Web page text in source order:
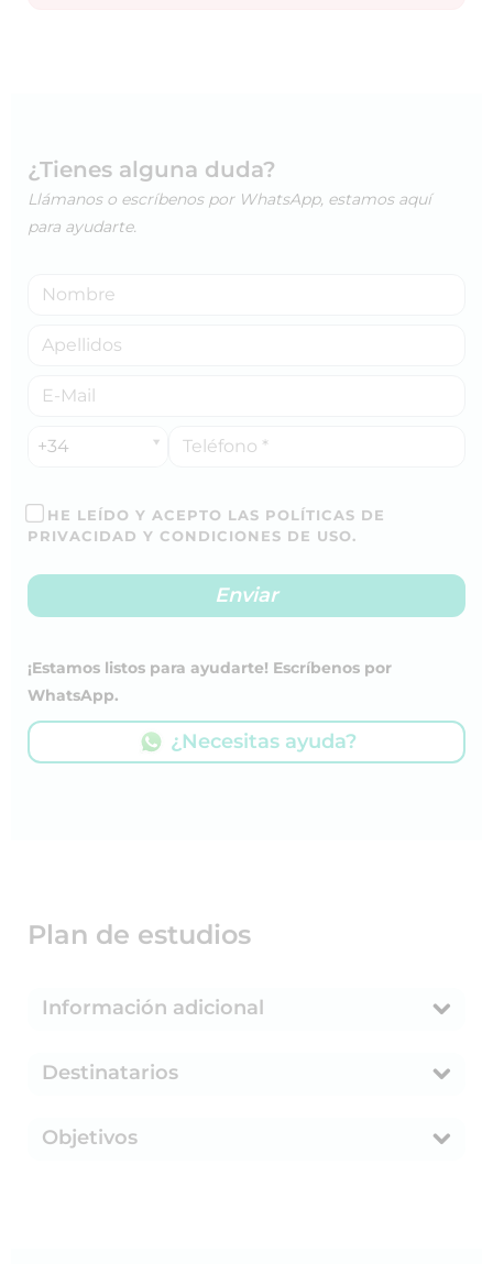
¿Tienes alguna duda?
Llámanos o escríbenos por WhatsApp, estamos aquí
para ayudarte.
+34
HE LEÍDO Y ACEPTO LAS POLÍTICAS DE
PRIVACIDAD Y CONDICIONES DE USO.
¡Estamos listos para ayudarte! Escríbenos por
WhatsApp.
¿Necesitas ayuda?
Plan de estudios
Información adicional
Destinatarios
Objetivos